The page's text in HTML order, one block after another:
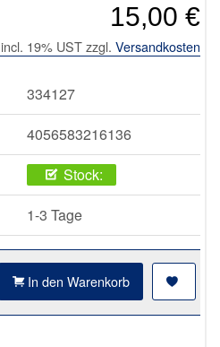
15,00 €
incl. 19% UST zzgl. Versandkosten
334127
4056583216136
Stock:
1-3 Tage
In den Warenkorb